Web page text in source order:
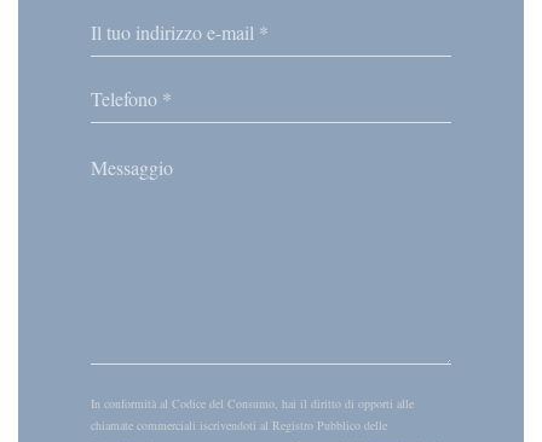
In conformità al Codice del Consumo, hai il diritto di opporti alle
chiamate commerciali iscrivendoti al Registro Pubblico delle